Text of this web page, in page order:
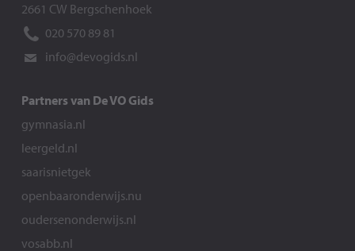
2661 CW Bergschenhoek
020 570 89 81
info@devogids.nl
Partners van De VO Gids
gymnasia.nl
leergeld.nl
saarisnietgek
openbaaronderwijs.nu
oudersenonderwijs.nl
vosabb.nl